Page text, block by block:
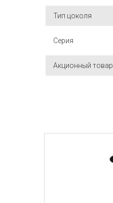
Тип цоколя
Серия
Акционный товар